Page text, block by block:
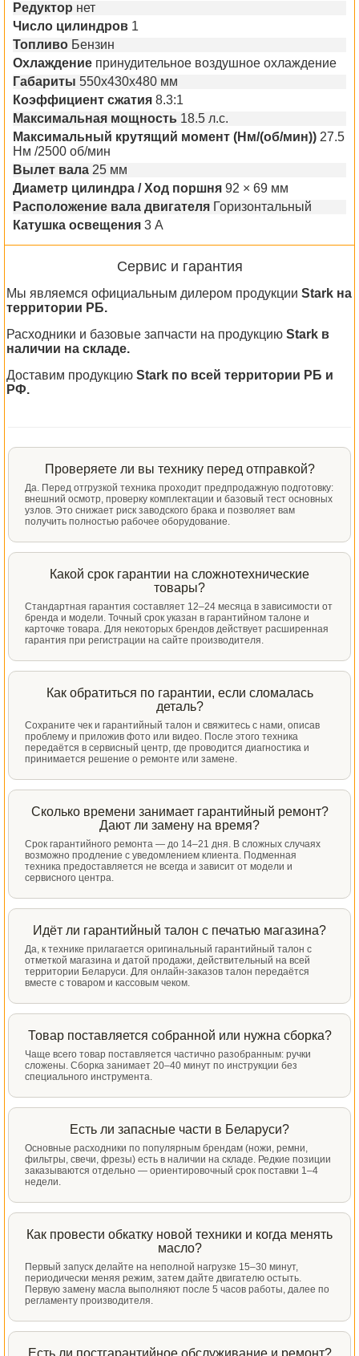
Редуктор нет
Число цилиндров 1
Топливо Бензин
Охлаждение принудительное воздушное охлаждение
Габариты 550х430х480 мм
Коэффициент сжатия 8.3:1
Максимальная мощность 18.5 л.с.
Максимальный крутящий момент (Нм/(об/мин)) 27.5
Нм /2500 об/мин
Вылет вала 25 мм
Диаметр цилиндра / Ход поршня 92 × 69 мм
Расположение вала двигателя Горизонтальный
Катушка освещения 3 А
Сервис и гарантия
Мы являемся официальным дилером продукции Stark на
территории РБ.
Расходники и базовые запчасти на продукцию Stark в
наличии на складе.
Доставим продукцию Stark по всей территории РБ и
РФ.
Проверяете ли вы технику перед отправкой?
Да. Перед отгрузкой техника проходит предпродажную подготовку:
внешний осмотр, проверку комплектации и базовый тест основных
узлов. Это снижает риск заводского брака и позволяет вам
получить полностью рабочее оборудование.
Какой срок гарантии на сложнотехнические
товары?
Стандартная гарантия составляет 12–24 месяца в зависимости от
бренда и модели. Точный срок указан в гарантийном талоне и
карточке товара. Для некоторых брендов действует расширенная
гарантия при регистрации на сайте производителя.
Как обратиться по гарантии, если сломалась
деталь?
Сохраните чек и гарантийный талон и свяжитесь с нами, описав
проблему и приложив фото или видео. После этого техника
передаётся в сервисный центр, где проводится диагностика и
принимается решение о ремонте или замене.
Сколько времени занимает гарантийный ремонт?
Дают ли замену на время?
Срок гарантийного ремонта — до 14–21 дня. В сложных случаях
возможно продление с уведомлением клиента. Подменная
техника предоставляется не всегда и зависит от модели и
сервисного центра.
Идёт ли гарантийный талон с печатью магазина?
Да, к технике прилагается оригинальный гарантийный талон с
отметкой магазина и датой продажи, действительный на всей
территории Беларуси. Для онлайн-заказов талон передаётся
вместе с товаром и кассовым чеком.
Товар поставляется собранной или нужна сборка?
Чаще всего товар поставляется частично разобранным: ручки
сложены. Сборка занимает 20–40 минут по инструкции без
специального инструмента.
Есть ли запасные части в Беларуси?
Основные расходники по популярным брендам (ножи, ремни,
фильтры, свечи, фрезы) есть в наличии на складе. Редкие позиции
заказываются отдельно — ориентировочный срок поставки 1–4
недели.
Как провести обкатку новой техники и когда менять
масло?
Первый запуск делайте на неполной нагрузке 15–30 минут,
периодически меняя режим, затем дайте двигателю остыть.
Первую замену масла выполняют после 5 часов работы, далее по
регламенту производителя.
Есть ли постгарантийное обслуживание и ремонт?